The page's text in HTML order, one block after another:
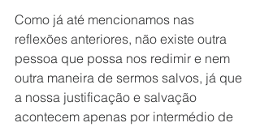
Como já até mencionamos nas
reflexões anteriores, não existe outra
pessoa que possa nos redimir e nem
outra maneira de sermos salvos, já que
a nossa justificação e salvação
acontecem apenas por intermédio de